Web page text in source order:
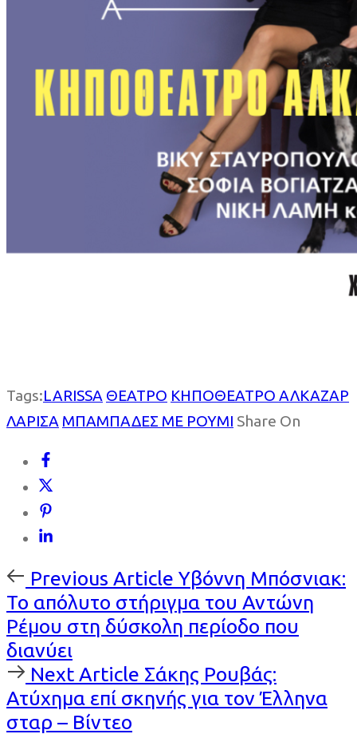
Tags:LARISSA ΘΕΑΤΡΟ ΚΗΠΟΘΕΑΤΡΟ ΑΛΚΑΖΑΡ
ΛΑΡΙΣΑ ΜΠΑΜΠΑΔΕΣ ΜΕ ΡΟΥΜΙ Share On
Previous
Article
Previous Article Υβόννη Μπόσνιακ:
Το απόλυτο στήριγμα του Αντώνη
Ρέμου στη δύσκολη περίοδο που
διανύει
Next
Article
Next Article Σάκης Ρουβάς:
Ατύχημα επί σκηνής για τον Έλληνα
σταρ – Βίντεο